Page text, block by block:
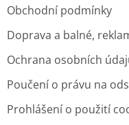
Obchodní podmínky
Doprava a balné,
Ochrana osobních
Poučení o právu na
Prohlášení o použití